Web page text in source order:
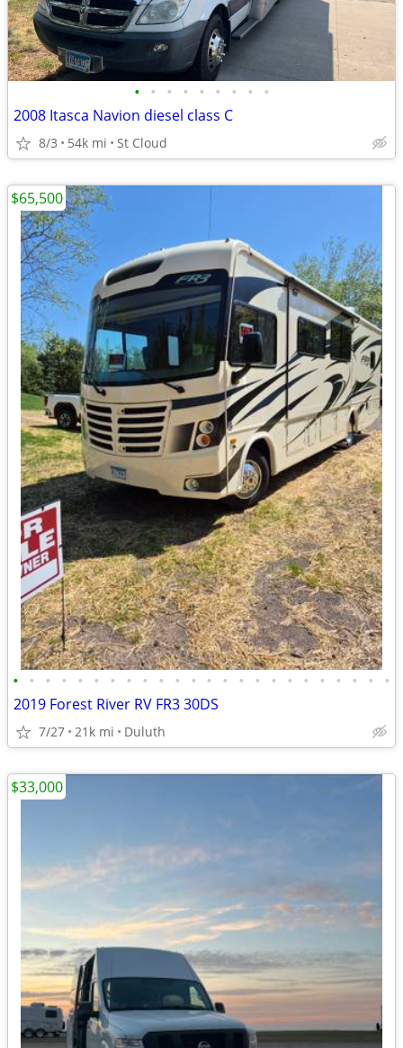
• • • • • • • • •
2008 Itasca Navion diesel class C
8/3 54k mi St Cloud
• • • • • • • • • • • • • • • • • • • • • • • •
2019 Forest River RV FR3 30DS
7/27 21k mi Duluth
$65,500
$33,000